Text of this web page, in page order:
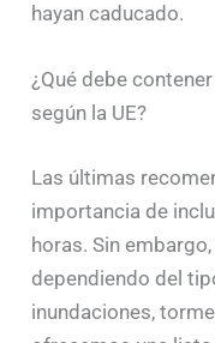
hayan caducado.
¿Qué debe
según la UE?
Las últimas
importancia de
horas. Sin
dependiendo del
inundaciones,